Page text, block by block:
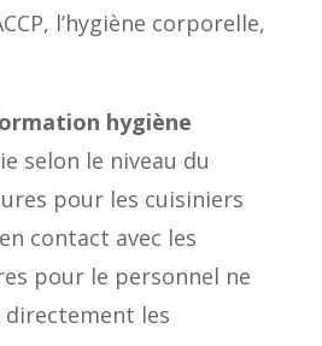
l’hygiène corporelle,
hygiène
selon le niveau du
pour les cuisiniers
contact avec les
pour le personnel ne
les